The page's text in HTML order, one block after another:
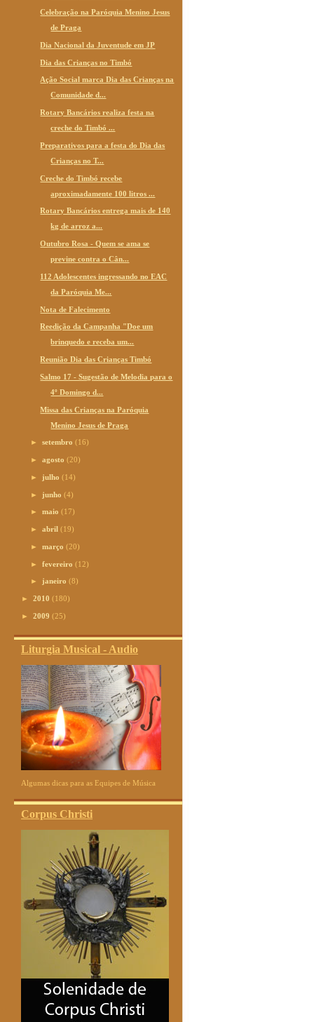
Celebração na Paróquia Menino Jesus
de Praga
Dia Nacional da Juventude em JP
Dia das Crianças no Timbó
Ação Social marca Dia das Crianças na
Comunidade d...
Rotary Bancários realiza festa na
creche do Timbó ...
Preparativos para a festa do Dia das
Crianças no T...
Creche do Timbó recebe
aproximadamente 100 litros ...
Rotary Bancários entrega mais de 140
kg de arroz a...
Outubro Rosa - Quem se ama se
previne contra o Cân...
112 Adolescentes ingressando no EAC
da Paróquia Me...
Nota de Falecimento
Reedição da Campanha "Doe um
brinquedo e receba um...
Reunião Dia das Crianças Timbó
Salmo 17 - Sugestão de Melodia para o
4º Domingo d...
Missa das Crianças na Paróquia
Menino Jesus de Praga
►setembro(16)
►agosto(20)
► julho(14)
► junho(4)
►maio(17)
►abril(19)
►março(20)
►fevereiro(12)
► janeiro(8)
► 2010 (180)
► 2009 (25)
Liturgia Musical - Audio
Algumas dicas para as Equipes de Música
Corpus Christi